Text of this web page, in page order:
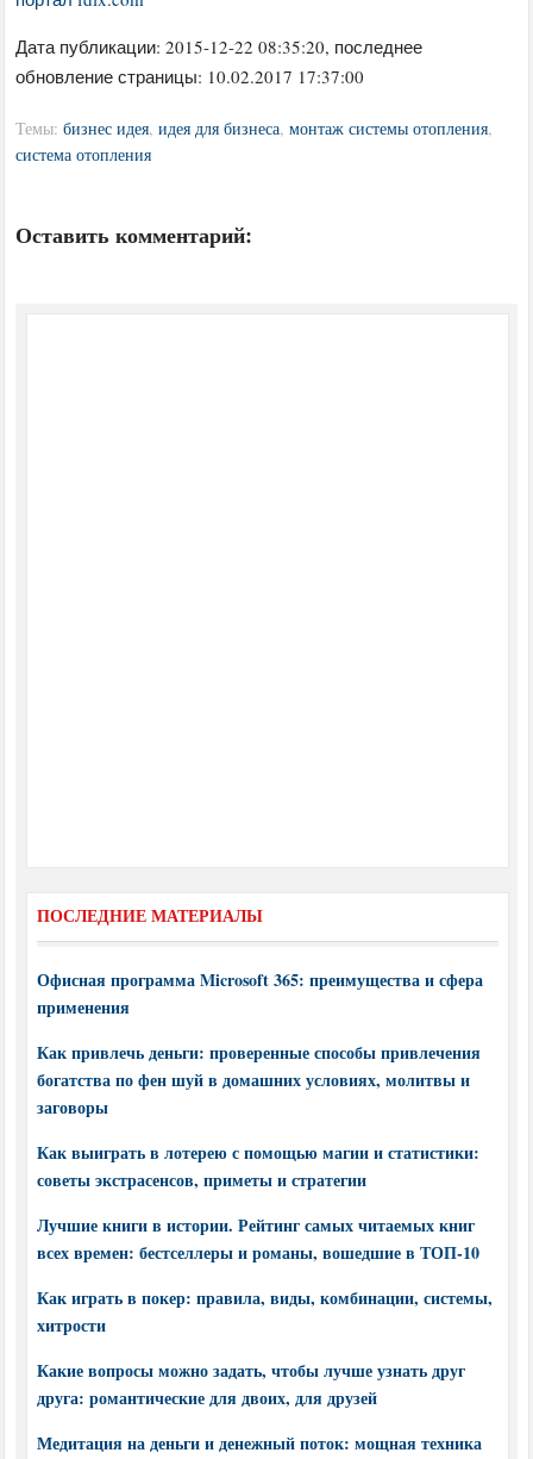
Дата публикации:2015-12-22 08:35:20, последнее
обновление страницы: 10.02.2017 17:37:00
Темы:бизнес идея,идея для бизнеса,монтаж системы отопления,
система отопления
Оставить комментарий:
ПОСЛЕДНИЕ МАТЕРИАЛЫ
Офисная программа Microsoft 365: преимущества и сфера
применения
Как привлечь деньги: проверенные способы привлечения
богатства по фен шуй в домашних условиях, молитвы и
заговоры
Как выиграть в лотерею с помощью магии и статистики:
советы экстрасенсов, приметы и стратегии
Лучшие книги в истории. Рейтинг самых читаемых книг
всех времен: бестселлеры и романы, вошедшие в ТОП-10
Как играть в покер: правила, виды, комбинации, системы,
хитрости
Какие вопросы можно задать, чтобы лучше узнать друг
друга: романтические для двоих, для друзей
Медитация на деньги и денежный поток: мощная техника